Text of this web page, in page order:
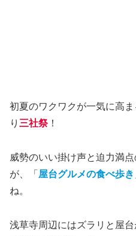
初夏のワクワクが一気に高
り 三社祭！
威勢のいい掛け声と迫力満
が、「 屋台グルメの食べ歩き
ね。
浅草寺周辺にはズラリと屋